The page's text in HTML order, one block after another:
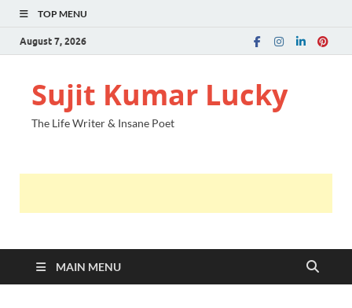
TOP MENU
August 7, 2026
Sujit Kumar Lucky
The Life Writer & Insane Poet
MAIN MENU